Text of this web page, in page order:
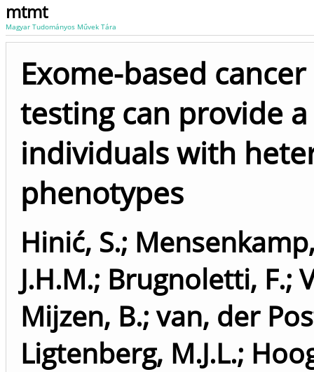
mtmt
Magyar Tudományos Művek Tára
Exome-based
testing can provide
individuals with
phenotypes
Hinić, S.;
J.H.M.; Brugnoletti, F.;
Mijzen, B.;van, der
Ligtenberg, M.J.L.;